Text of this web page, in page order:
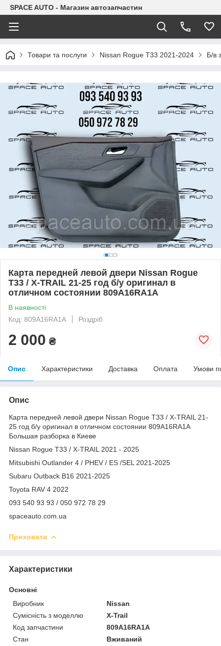
SPACE AUTO - Магазин автозапчастин
Товари та послуги Nissan Rogue T33 2021-2024 Б/в
Карта передней левой двери Nissan Rogue
T33 / X-TRAIL 21-25 год б/у оригинал в
отличном состоянии 809A16RA1A
В наявності
Код: 809A16RA1A
Роздріб
2 000 ₴
Опис Характеристики Доставка Оплата Умови
Опис
Карта передней левой двери Nissan Rogue T33 / X-TRAIL 21-
25 год б/у оригинал в отличном состоянии 809A16RA1A
Большая разборка в Киеве
Nissan Rogue T33 / X-TRAIL 2021 - 2025
Mitsubishi Outlander 4 / PHEV / ES /SEL 2021-2025
Subaru Outback B16 2021-2025
Toyota RAV 4 2022
093 540 93 93 / 050 972 78 29
spaceauto.com.ua
Приховати
Характеристики
Основні
Виробник
Nissan
Сумісність з моделлю
X-Trail
Код запчастини
809A16RA1A
Стан
Вживаний